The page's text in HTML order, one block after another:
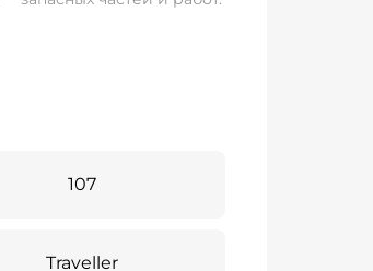
107
Traveller